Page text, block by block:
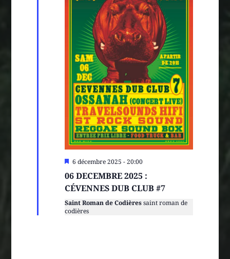
Mis
avant
6 décembre 2025 - 20:00
06 DECEMBRE 2025 :
CÉVENNES DUB CLUB #7
Saint Roman de Codièressaint roman de
codières